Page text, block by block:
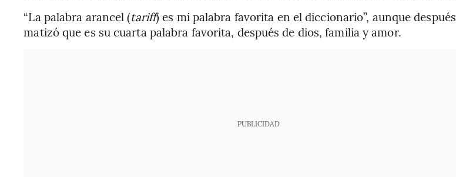
“La palabra arancel (tariff) es mi palabra favorita en el diccionario”, aunque después
matizó que es su cuarta palabra favorita, después de dios, familia y amor.
PUBLICIDAD